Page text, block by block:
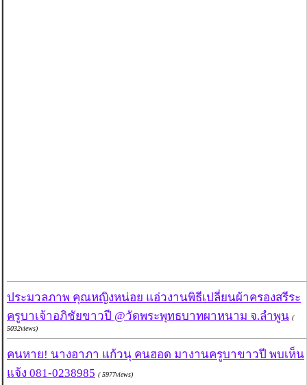
ประมวลภาพ คุณหญิงหน่อย แอ่วงานพิธีเปลี่ยนผ้าครองสรีระ
ครูบาเจ้าอภิชัยขาวปี @วัดพระพุทธบาทผาหนาม จ.ลำพูน (
5032views)
คนหาย! นางอาภา แก้วนุ คนฮอด มางานครูบาขาวปี พบเห็น
แจ้ง 081-0238985 ( 5977views)